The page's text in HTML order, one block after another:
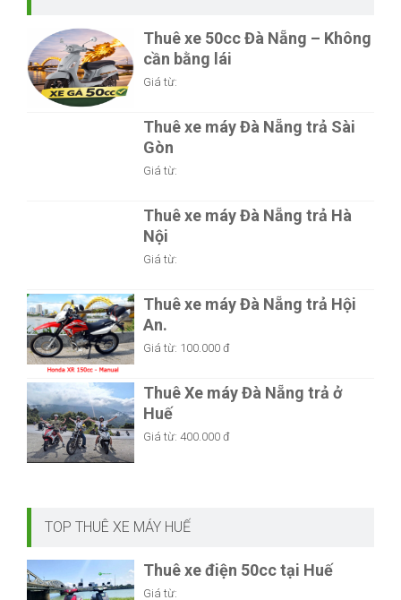
cần bằng lái
Giá từ:
Gòn
Giá từ:
Nội
Giá từ:
An.
Giá từ:
Huế
Giá từ:
Giá từ: